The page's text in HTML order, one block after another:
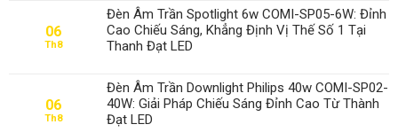
100W
Cho
Lông
06
Th8
Đèn Âm Trần Spotlight 6w COMI-SP05-6W: Đỉnh
Cao Chiếu Sáng, Khẳng Định Vị Thế Số 1 Tại
Thanh Đạt LED
06
Th8
Đèn Âm Trần Downlight Philips 40w COMI-SP02-
40W: Giải Pháp Chiếu Sáng Đỉnh Cao Từ Thành
Đạt LED